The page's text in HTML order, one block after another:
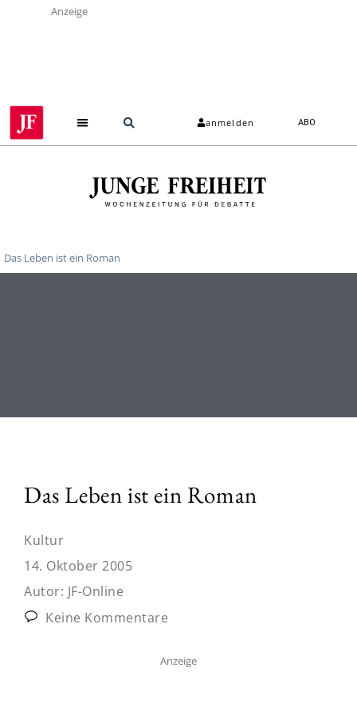
Anzeige
anmelden ABO
Das Leben ist ein Roman
Das Leben ist ein Roman
Kultur
14. Oktober 2005
Autor: JF-Online
Keine Kommentare
Anzeige